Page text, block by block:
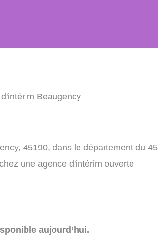
Beaugency
45190, dans le département du 45
une agence d'intérim ouverte
aujourd’hui.